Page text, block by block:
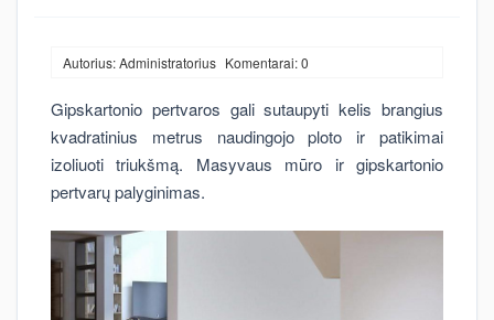
Autorius: Administratorius Komentarai: 0
Gipskartonio pertvaros gali sutaupyti kelis brangius
kvadratinius metrus naudingojo ploto ir patikimai
izoliuoti triukšmą. Masyvaus mūro ir gipskartonio
pertvarų palyginimas.